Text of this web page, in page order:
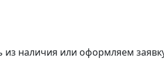
наличия или оформляем